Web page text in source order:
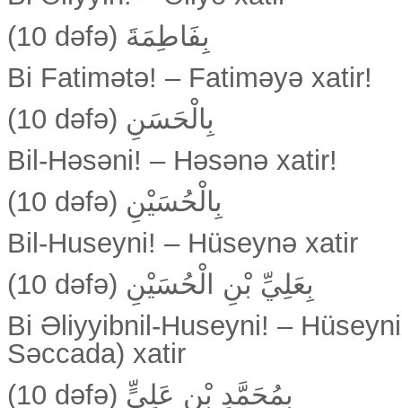
(10 dəfə) بِفَاطِمَةَ
Bi Fatimətə! – Fatiməyə xatir!
(10 dəfə) بِالْحَسَنِ
Bil-Həsəni! – Həsənə xatir!
(10 dəfə) بِالْحُسَيْنِ
Bil-Huseyni! – Hüseynə xatir
(10 dəfə) بِعَلِيِّ بْنِ الْحُسَيْنِ
Bi Əliyyibnil-Huseyni! –
Səccada) xatir
(10 dəfə) بِمُحَمَّدِ بْنِ عَلِيٍّ